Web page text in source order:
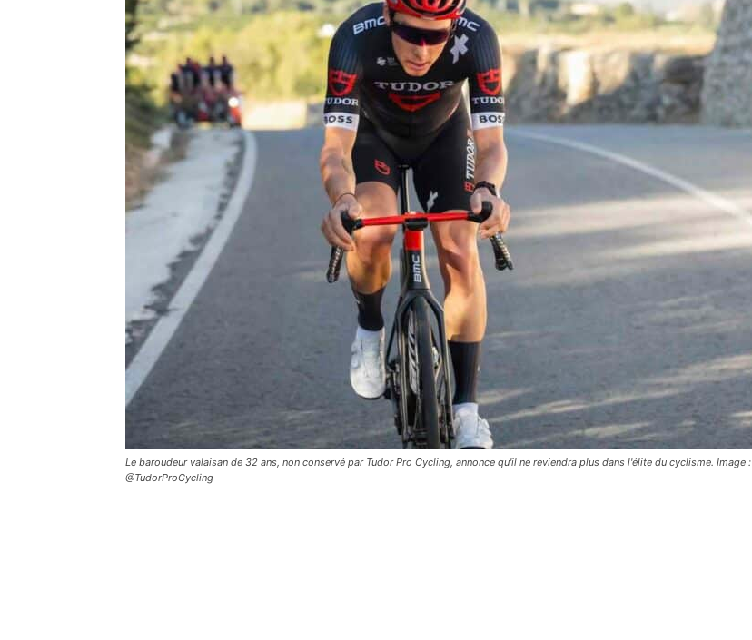
Le baroudeur valaisan de 32 ans, non conservé par Tudor Pro Cycling, annonce qu'il ne reviendra plus dans l'élite du cyclisme. Image :
@TudorProCycling